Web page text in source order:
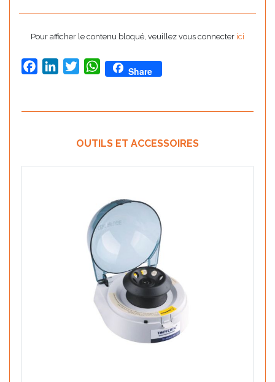
Pour afficher le contenu bloqué, veuillez vous connecter ici
FacebookLinkedInTwitterWhatsApp
Share
OUTILS ET ACCESSOIRES